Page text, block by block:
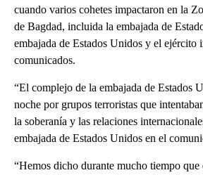
cuando varios cohetes impactaron en la
de Bagdad, incluida la embajada de
embajada de Estados Unidos y el ejército
comunicados.
“El complejo de la embajada de Estados
noche por grupos terroristas que
la soberanía y las relaciones
embajada de Estados Unidos en el
“Hemos dicho durante mucho tiempo que